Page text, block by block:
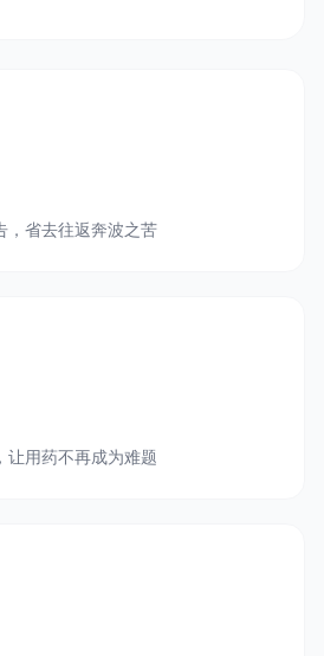
，省去往返奔波之苦
让用药不再成为难题